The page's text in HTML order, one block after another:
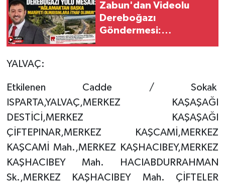
Zabun'dan Videolu
Dereboğazı
Göndermesi:
YALVAÇ:
Etkilenen Cadde / Sokak
ISPARTA,YALVAÇ,MERKEZ KAŞAŞAĞI
DESTİCİ,MERKEZ KAŞAŞAĞI
ÇİFTEPINAR,MERKEZ KAŞCAMİ,MERKEZ
KAŞCAMİ Mah.,MERKEZ KAŞHACIBEY,MERKEZ
KAŞHACIBEY Mah. HACIABDURRAHMAN
Sk.,MERKEZ KAŞHACIBEY Mah. ÇİFTELER